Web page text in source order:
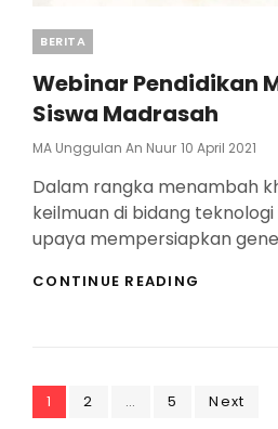
Categories
BERITA
Webinar Pendidikan
Siswa Madrasah
MA Unggulan An Nuur Posted
10 April 2021
Dalam rangka menambah
keilmuan di bidang
upaya mempersiapkan
CONTINUE READING
Posts
Page
1 Page
2 … Page
5 Next